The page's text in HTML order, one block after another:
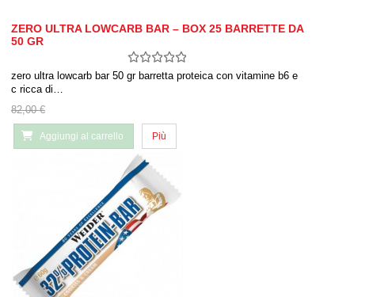
ZERO ULTRA LOWCARB BAR – BOX 25 BARRETTE DA
50 GR
zero ultra lowcarb bar 50 gr barretta proteica con vitamine b6 e
c ricca di…
82,00 €
Aggiungi al carrello Più